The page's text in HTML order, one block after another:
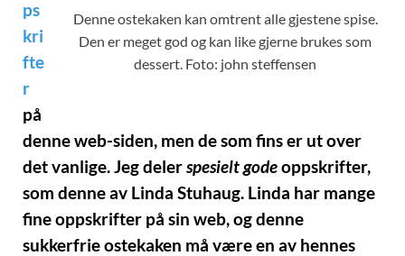
Denne ostekaken kan omtrent alle gjestene spise.
Den er meget god og kan like gjerne brukes som
dessert. Foto: john steffensen
ps
kri
fte
r
på
denne web-siden, men de som fins er ut over
det vanlige. Jeg delerspesielt godeoppskrifter,
som denne av Linda Stuhaug. Linda har mange
fine oppskrifter på sin web, og denne
sukkerfrie ostekaken må være en av hennes